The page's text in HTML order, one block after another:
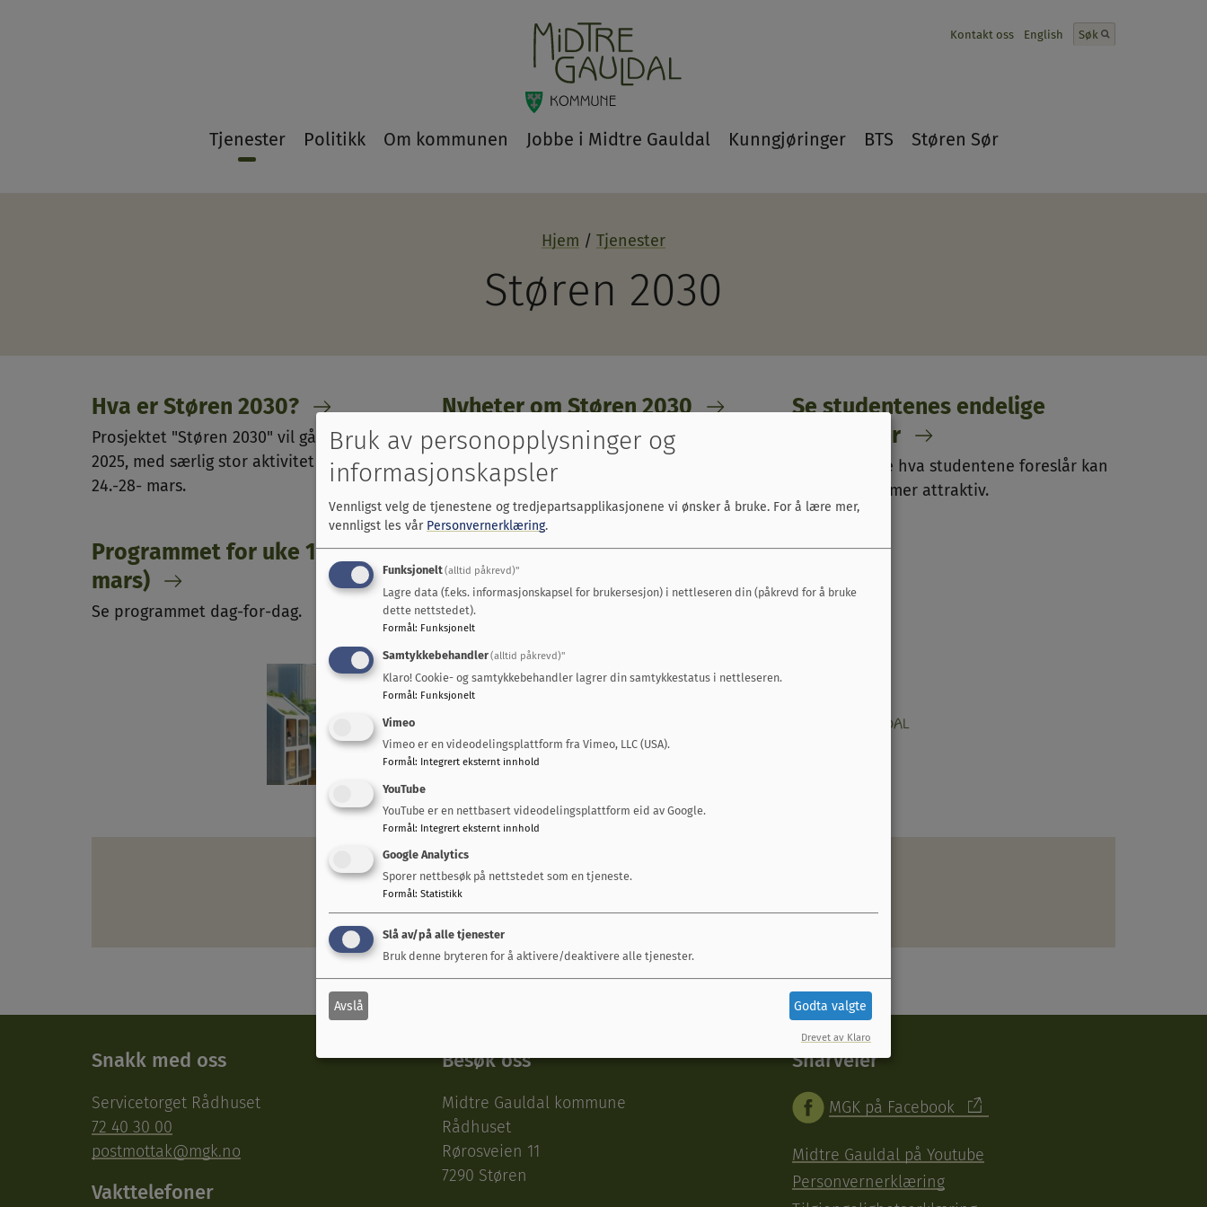
Tjenester Politikk Om kommunen Jobbe i Midtre Gauldal Kunngjøringer BTS Støren Sør
Kontakt oss English Søk
Hjem Tjenester
Støren 2030
Hva er Støren 2030?
Prosjektet "Støren 2030" vil gå gjennom
2025, med særlig stor aktivitet i uke 13,
24.-28- mars.
Nyheter om Støren 2030
Les nyhetssakene om Støren 2030
Se studentenes endelige
prosjekter
Her kan du se hva studentene foreslår kan
gjøre Støren mer attraktiv.
Programmet for uke 13 (24.-28.
mars)
Se programmet dag-for-dag.
Fant du det du lette etter?
Ja Nei
Snakk med oss
Servicetorget Rådhuset
72 40 30 00
postmottak@mgk.no
Vakttelefoner
Besøk oss
Midtre Gauldal kommune
Rådhuset
Rørosveien 11
7290 Støren
Snarveier
MGK på Facebook
Midtre Gauldal på Youtube
Personvernerklæring
Bruk av personopplysninger og
informasjonskapsler
Vennligst velg de tjenestene og tredjepartsapplikasjonene vi ønsker å bruke. For å lære mer,
vennligst les vår Personvernerklæring.
Funksjonelt(alltid påkrevd)"
Lagre data (f.eks. informasjonskapsel for brukersesjon) i nettleseren din (påkrevd for å bruke
dette nettstedet).
Formål: Funksjonelt
Samtykkebehandler(alltid påkrevd)"
Klaro! Cookie- og samtykkebehandler lagrer din samtykkestatus i nettleseren.
Formål: Funksjonelt
Vimeo
Vimeo er en videodelingsplattform fra Vimeo, LLC (USA).
Formål: Integrert eksternt innhold
YouTube
YouTube er en nettbasert videodelingsplattform eid av Google.
Formål: Integrert eksternt innhold
Google Analytics
Sporer nettbesøk på nettstedet som en tjeneste.
Formål: Statistikk
Slå av/på alle tjenester
Bruk denne bryteren for å aktivere/deaktivere alle tjenester.
Avslå Godta valgte
Drevet av Klaro